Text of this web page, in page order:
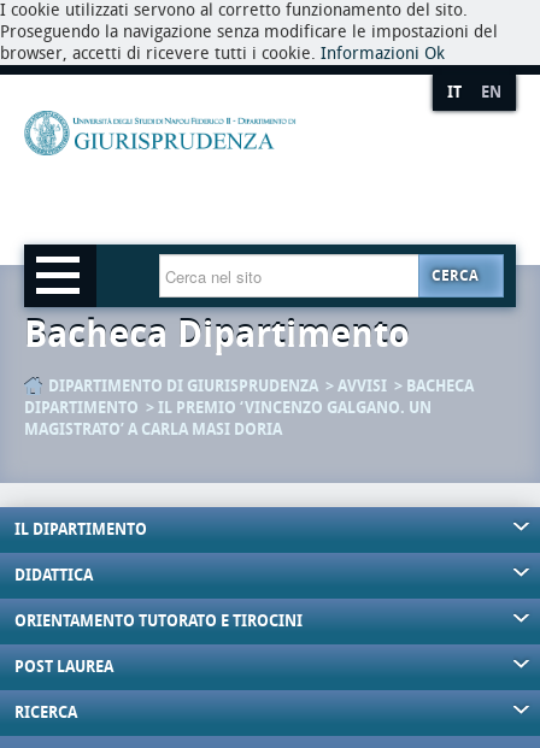
I cookie utilizzati servono al corretto funzionamento del sito.
Proseguendo la navigazione senza modificare le impostazioni del
browser, accetti di ricevere tutti i cookie. Informazioni Ok
IT EN
CERCA
Bacheca Dipartimento
DIPARTIMENTO DI GIURISPRUDENZA AVVISI
BACHECA
DIPARTIMENTO
IL PREMIO ‘VINCENZO GALGANO. UN
MAGISTRATO’ A CARLA MASI DORIA
IL DIPARTIMENTO
DIDATTICA
ORIENTAMENTO TUTORATO E TIROCINI
POST LAUREA
RICERCA